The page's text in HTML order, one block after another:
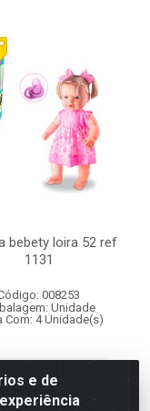
bebety loira 52 ref
1131
008253
Unidade
Com: 4 Unidade(s)
se para
comprar.
e de